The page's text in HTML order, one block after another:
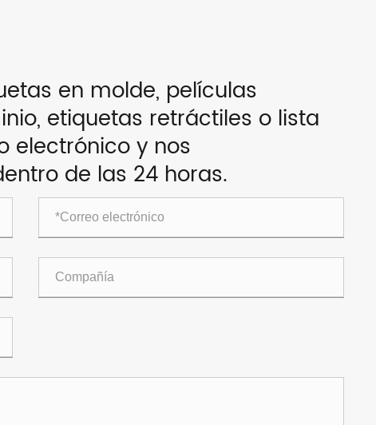
en molde, películas
etiquetas retráctiles o lista
electrónico y nos
de las 24 horas.